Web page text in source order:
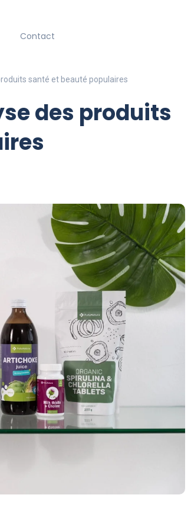
Contact
santé et beauté populaires
des produits